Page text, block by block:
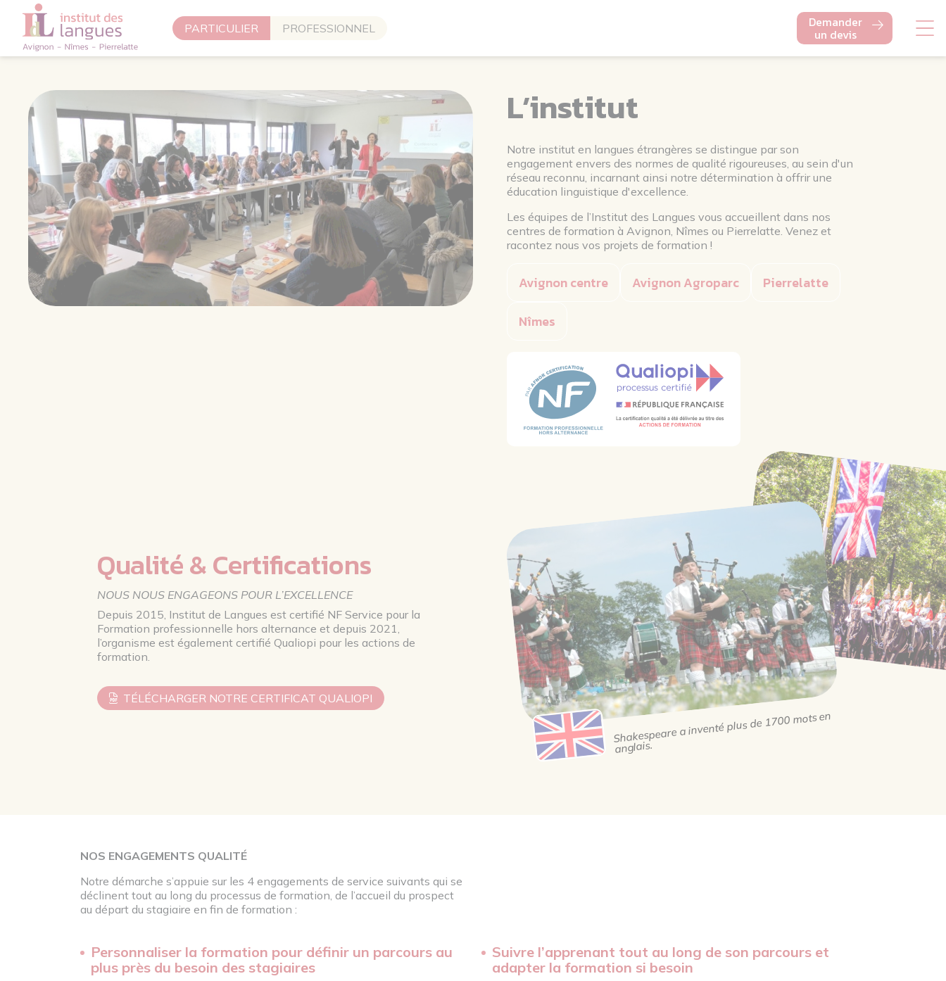
PARTICULIER PROFESSIONNEL Demander
un devis
L’institut
Notre institut en langues étrangères se distingue par son
engagement envers des normes de qualité rigoureuses, au sein d'un
réseau reconnu, incarnant ainsi notre détermination à offrir une
éducation linguistique d'excellence.
Les équipes de l’Institut des Langues vous accueillent dans nos
centres de formation à Avignon, Nîmes ou Pierrelatte. Venez et
racontez nous vos projets de formation !
Avignon centre Avignon Agroparc Pierrelatte
Nîmes
Qualité & Certifications
NOUS NOUS ENGAGEONS POUR L’EXCELLENCE
Depuis 2015, Institut de Langues est certifié NF Service pour la
Formation professionnelle hors alternance et depuis 2021,
l’organisme est également certifié Qualiopi pour les actions de
formation.
TÉLÉCHARGER NOTRE CERTIFICAT QUALIOPI
Shakespeare a inventé plus de 1700 mots en
anglais.
NOS ENGAGEMENTS QUALITÉ
Notre démarche s’appuie sur les 4 engagements de service suivants qui se
déclinent tout au long du processus de formation, de l’accueil du prospect
au départ du stagiaire en fin de formation :
Personnaliser la formation pour définir un parcours au
plus près du besoin des stagiaires
Suivre l’apprenant tout au long de son parcours et
adapter la formation si besoin
Panneau de gestion des cookies